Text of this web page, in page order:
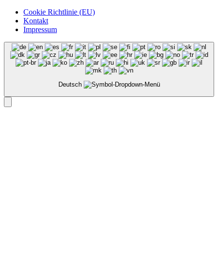
Cookie Richtlinie (EU)
Kontakt
Impressum
Deutsch